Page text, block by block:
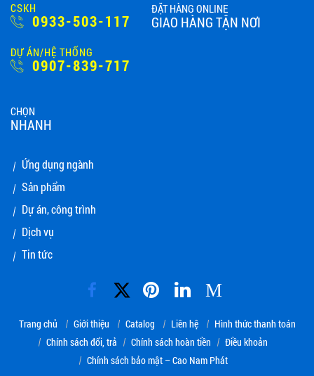
CSKH
0933-503-117
DỰ ÁN/HỆ THỐNG
0907-839-717
ĐẶT HÀNG ONLINE
GIAO HÀNG TẬN NƠI
CHỌN
NHANH
Ứng dụng ngành
Sản phẩm
Dự án, công trình
Dịch vụ
Tin tức
M
Trang chủ Giới thiệu Catalog Liên hệ
Hình thức thanh toán
Chính sách đổi, trả
Chính sách hoàn tiền
Điều khoản
Chính sách bảo mật – Cao Nam Phát